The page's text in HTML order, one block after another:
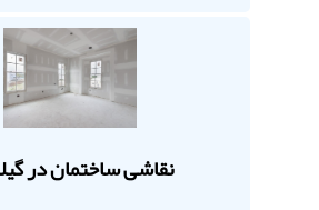
نقاشی ساختمان در